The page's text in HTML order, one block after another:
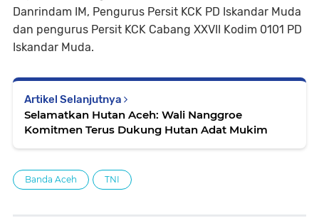
Danrindam IM, Pengurus Persit KCK PD Iskandar Muda
dan pengurus Persit KCK Cabang XXVII Kodim 0101 PD
Iskandar Muda.
Artikel Selanjutnya
Selamatkan Hutan Aceh: Wali Nanggroe
Komitmen Terus Dukung Hutan Adat Mukim
Banda Aceh TNI